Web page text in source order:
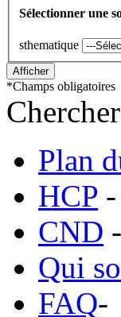
Sélectionner une
sthematique
*Champs obligatoires
Plan
HCP -
CND -
Qui
FAQ-